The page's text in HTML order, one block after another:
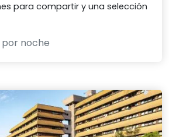
para compartir y una selección
por noche